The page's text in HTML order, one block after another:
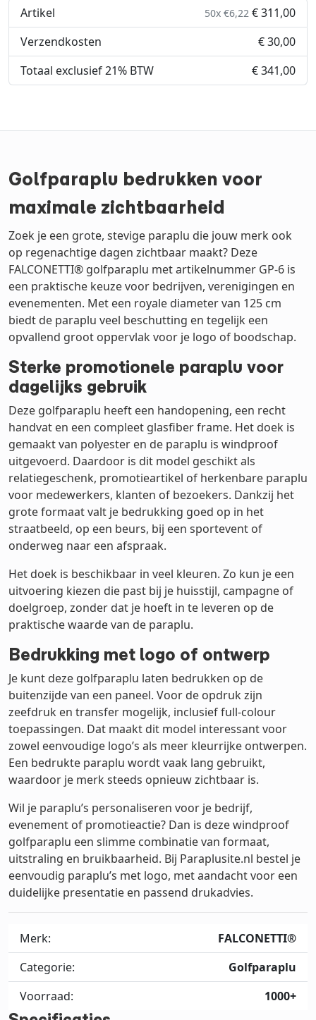
50x €6,22 € 311,00
Artikel
€ 30,00
Verzendkosten
€ 341,00
Totaal exclusief 21% BTW
Golfparaplu bedrukken voor
maximale zichtbaarheid
Zoek je een grote, stevige paraplu die jouw merk ook
op regenachtige dagen zichtbaar maakt? Deze
FALCONETTI® golfparaplu met artikelnummer GP-6 is
een praktische keuze voor bedrijven, verenigingen en
evenementen. Met een royale diameter van 125 cm
biedt de paraplu veel beschutting en tegelijk een
opvallend groot oppervlak voor je logo of boodschap.
Sterke promotionele paraplu voor
dagelijks gebruik
Deze golfparaplu heeft een handopening, een recht
handvat en een compleet glasfiber frame. Het doek is
gemaakt van polyester en de paraplu is windproof
uitgevoerd. Daardoor is dit model geschikt als
relatiegeschenk, promotieartikel of herkenbare paraplu
voor medewerkers, klanten of bezoekers. Dankzij het
grote formaat valt je bedrukking goed op in het
straatbeeld, op een beurs, bij een sportevent of
onderweg naar een afspraak.
Het doek is beschikbaar in veel kleuren. Zo kun je een
uitvoering kiezen die past bij je huisstijl, campagne of
doelgroep, zonder dat je hoeft in te leveren op de
praktische waarde van de paraplu.
Bedrukking met logo of ontwerp
Je kunt deze golfparaplu laten bedrukken op de
buitenzijde van een paneel. Voor de opdruk zijn
zeefdruk en transfer mogelijk, inclusief full-colour
toepassingen. Dat maakt dit model interessant voor
zowel eenvoudige logo’s als meer kleurrijke ontwerpen.
Een bedrukte paraplu wordt vaak lang gebruikt,
waardoor je merk steeds opnieuw zichtbaar is.
Wil je paraplu’s personaliseren voor je bedrijf,
evenement of promotieactie? Dan is deze windproof
golfparaplu een slimme combinatie van formaat,
uitstraling en bruikbaarheid. Bij Paraplusite.nl bestel je
eenvoudig paraplu’s met logo, met aandacht voor een
duidelijke presentatie en passend drukadvies.
FALCONETTI®
Merk:
Golfparaplu
Categorie:
1000+
Voorraad: